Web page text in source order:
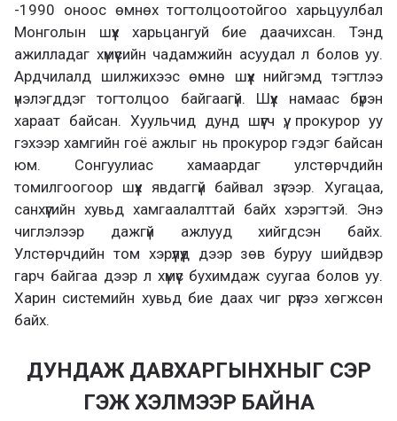
-1990 оноос өмнөх тогтолцоотойгоо харьцуулбал
Монголын шүүх харьцангуй бие даачихсан. Тэнд
ажилладаг хүмүүсийн чадамжийн асуудал л болов уу.
Ардчилалд шилжихээс өмнө шүүх нийгэмд тэгтлээ
үнэлэгддэг тогтолцоо байгаагүй. Шүүх намаас бүрэн
хараат байсан. Хуульчид дунд шүүгч үү, прокурор уу
гэхээр хамгийн гоё ажлыг нь прокурор гэдэг байсан
юм. Сонгуулиас хамаардаг улстөрчдийн
томилгоогоор шүүх явдаггүй байвал зүгээр. Хугацаа,
санхүүгийн хувьд хамгаалалттай байх хэрэгтэй. Энэ
чиглэлээр дажгүй ажлууд хийгдсэн байх.
Улстөрчдийн том хэрүүлүүд дээр зөв буруу шийдвэр
гарч байгаа дээр л хүмүүс бухимдаж суугаа болов уу.
Харин системийн хувьд бие даах чиг рүүгээ хөгжсөн
байх.
ДУНДАЖ ДАВХАРГЫНХНЫГ СЭР
ГЭЖ ХЭЛМЭЭР БАЙНА